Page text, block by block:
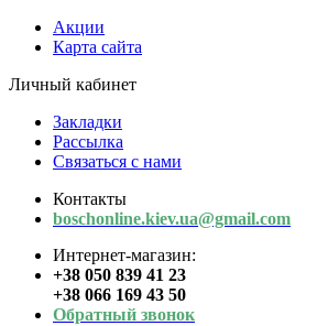
Акции
Карта сайта
Личный кабинет
Закладки
Рассылка
Связаться с нами
Контакты
boschonline.kiev.ua@gmail.com
Интернет-магазин:
+38 050 839 41 23
+38 066 169 43 50
Обратный звонок